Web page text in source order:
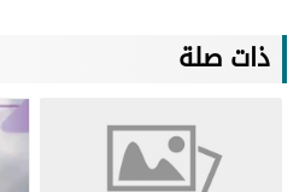
ذات صلة